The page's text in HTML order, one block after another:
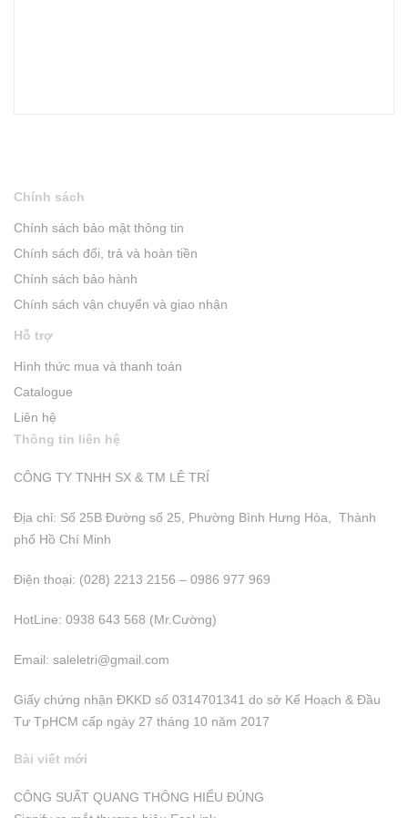
Chính sách
Chính sách bảo mật thông tin
Chính sách đổi, trả và hoàn tiền
Chính sách bảo hành
Chính sách vận chuyển và giao nhận
Hỗ trợ
Hình thức mua và thanh toán
Catalogue
Liên hệ
Thông tin liên hệ
CÔNG TY TNHH SX & TM LÊ TRÍ
Địa chỉ: Số 25B Đường số 25, Phường Bình Hưng Hòa, Thành
phố Hồ Chí Minh
Điện thoại: (028) 2213 2156 – 0986 977 969
HotLine: 0938 643 568 (Mr.Cường)
Email: saleletri@gmail.com
Giấy chứng nhận ĐKKD số 0314701341 do sở Kể Hoạch & Đầu
Tư TpHCM cấp ngày 27 tháng 10 năm 2017
Bài viết mới
CÔNG SUẤT QUANG THÔNG HIỂU ĐÚNG